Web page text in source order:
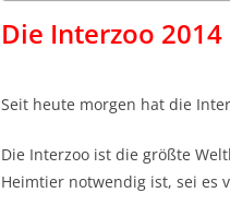
Die Interzoo
Seit heute morgen hat die
Die Interzoo ist die größte
Heimtier notwendig ist, sei es